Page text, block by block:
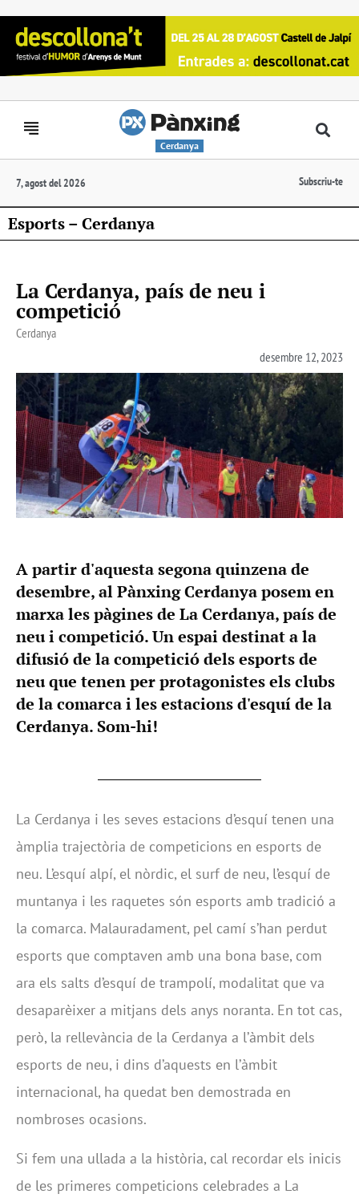
Cerdanya
7, agost del 2026 Subscriu-te
Esports – Cerdanya
La Cerdanya, país de neu i
competició
Cerdanya
desembre 12, 2023
A partir d'aquesta segona quinzena de
desembre, al Pànxing Cerdanya posem en
marxa les pàgines de La Cerdanya, país de
neu i competició. Un espai destinat a la
difusió de la competició dels esports de
neu que tenen per protagonistes els clubs
de la comarca i les estacions d'esquí de la
Cerdanya. Som-hi!
La Cerdanya i les seves estacions d’esquí tenen una
àmplia trajectòria de competicions en esports de
neu. L’esquí alpí, el nòrdic, el surf de neu, l’esquí de
muntanya i les raquetes són esports amb tradició a
la comarca. Malauradament, pel camí s’han perdut
esports que comptaven amb una bona base, com
ara els salts d’esquí de trampolí, modalitat que va
desaparèixer a mitjans dels anys noranta. En tot cas,
però, la rellevància de la Cerdanya a l’àmbit dels
esports de neu, i dins d’aquests en l’àmbit
internacional, ha quedat ben demostrada en
nombroses ocasions.
Si fem una ullada a la història, cal recordar els inicis
de les primeres competicions celebrades a La